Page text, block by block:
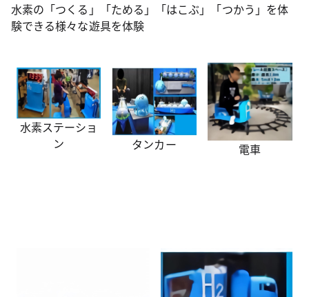
水素の「つくる」「ためる」「はこぶ」「つかう」を体
験できる様々な遊具を体験
水素ステーショ
ン
タンカー 電車